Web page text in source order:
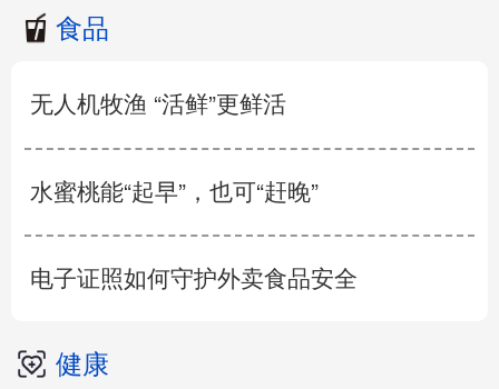
食品
无人机牧渔 “活鲜”更鲜活
水蜜桃能“起早”，也可“赶晚”
电子证照如何守护外卖食品安全
健康